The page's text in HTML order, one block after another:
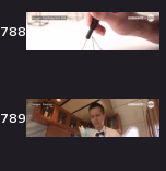
788
789